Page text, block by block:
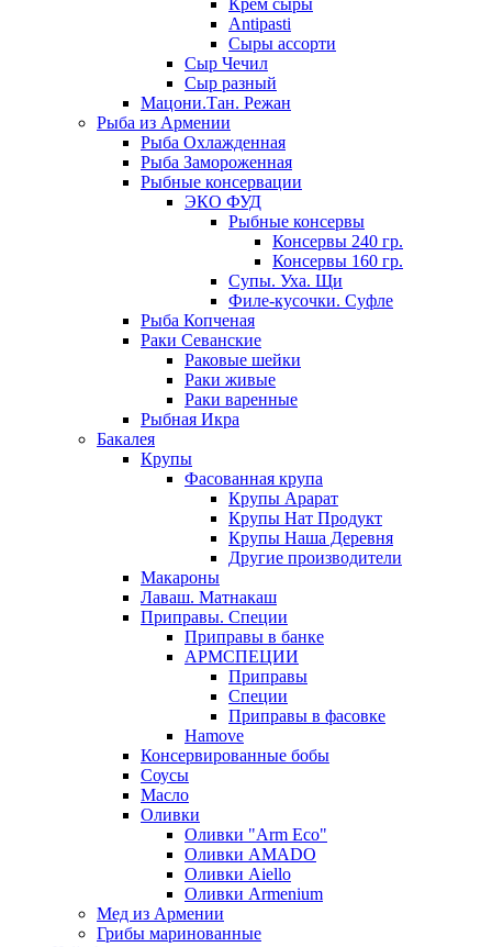
Крем сыры
Antipasti
Сыры ассорти
Сыр Чечил
Сыр разный
Мацони.Тан. Режан
Рыба из Армении
Рыба Охлажденная
Рыба Замороженная
Рыбные консервации
ЭКО ФУД
Рыбные консервы
Консервы 240 гр.
Консервы 160 гр.
Супы. Уха. Щи
Филе-кусочки. Суфле
Рыба Копченая
Раки Севанские
Раковые шейки
Раки живые
Раки варенные
Рыбная Икра
Бакалея
Крупы
Фасованная крупа
Крупы Арарат
Крупы Нат Продукт
Крупы Наша Деревня
Другие производители
Макароны
Лаваш. Матнакаш
Приправы. Специи
Приправы в банке
АРМСПЕЦИИ
Приправы
Специи
Приправы в фасовке
Hamove
Консервированные бобы
Соусы
Масло
Оливки
Оливки "Arm Eco"
Оливки AMADO
Оливки Aiello
Оливки Armenium
Мед из Армении
Грибы маринованные